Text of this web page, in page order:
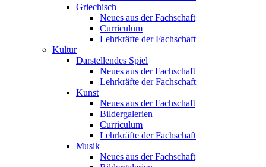
Griechisch
Neues aus der Fachschaft
Curriculum
Lehrkräfte der Fachschaft
Kultur
Darstellendes Spiel
Neues aus der Fachschaft
Lehrkräfte der Fachschaft
Kunst
Neues aus der Fachschaft
Bildergalerien
Curriculum
Lehrkräfte der Fachschaft
Musik
Neues aus der Fachschaft